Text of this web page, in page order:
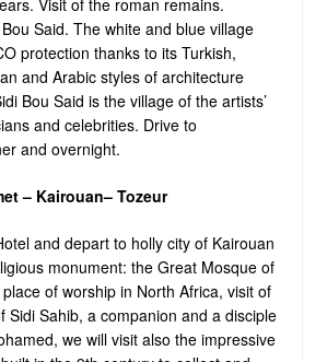
Said. The white and blue village
protection thanks to its Turkish,
and Arabic styles of architecture
Bou Said is the village of the artists’
and celebrities. Drive to
and overnight.
– Kairouan– Tozeur
and depart to holly city of Kairouan
monument: the Great Mosque of
of worship in North Africa, visit of
Sidi Sahib, a companion and a disciple
we will visit also the impressive